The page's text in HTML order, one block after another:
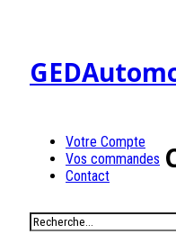
Votre Compte
Vos commandes
Contact